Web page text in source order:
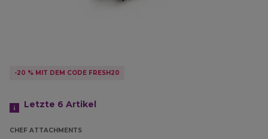
-20 % MIT DEM CODE FRESH20
Letzte 6 Artikel
CHEF ATTACHMENTS